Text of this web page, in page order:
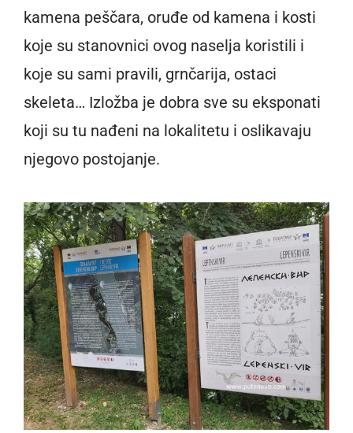
kamena peščara, oruđe od kamena i kosti
koje su stanovnici ovog naselja koristili i
koje su sami pravili, grnčarija, ostaci
skeleta… Izložba je dobra sve su eksponati
koji su tu nađeni na lokalitetu i oslikavaju
njegovo postojanje.